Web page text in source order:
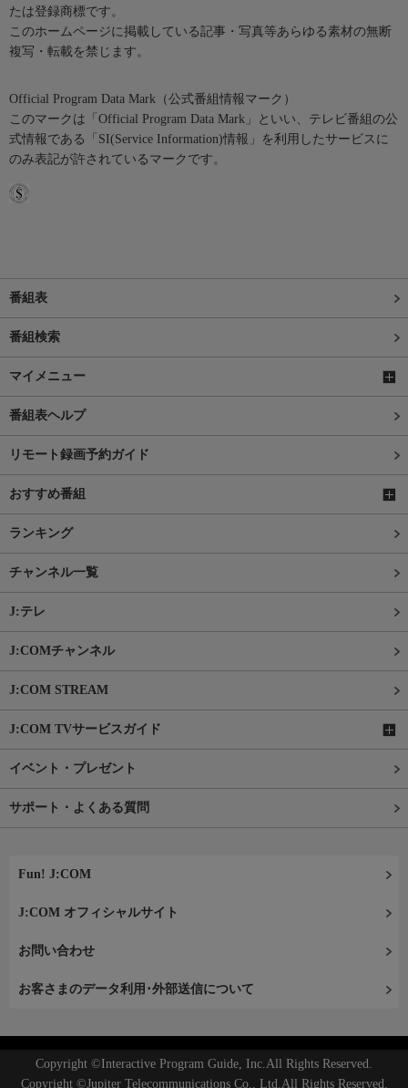
たは登録商標です。
このホームページに掲載している記事・写真等あらゆる素材の無断
複写・転載を禁じます。
Official Program Data Mark（公式番組情報マーク）
このマークは「Official Program Data Mark」といい、テレビ番組の公
式情報である「SI(Service Information)情報」を利用したサービスに
のみ表記が許されているマークです。
番組表
番組検索
マイメニュー
番組表ヘルプ
リモート録画予約ガイド
おすすめ番組
ランキング
チャンネル一覧
J:テレ
J:COMチャンネル
J:COM STREAM
J:COM TVサービスガイド
イベント・プレゼント
サポート・よくある質問
Fun! J:COM
J:COM オフィシャルサイト
お問い合わせ
お客さまのデータ利用･外部送信について
Copyright ©Interactive Program Guide, Inc.All Rights Reserved.
Copyright ©Jupiter Telecommunications Co., Ltd.All Rights Reserved.